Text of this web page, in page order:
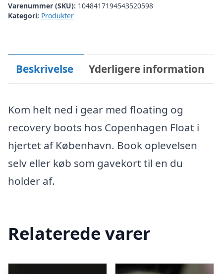
Varenummer (SKU): 1048417194543520598
Kategori: Produkter
Beskrivelse Yderligere information
Kom helt ned i gear med floating og
recovery boots hos Copenhagen Float i
hjertet af København. Book oplevelsen
selv eller køb som gavekort til en du
holder af.
Relaterede varer